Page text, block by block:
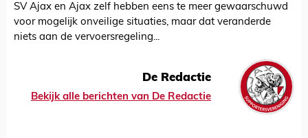
SV Ajax en Ajax zelf hebben eens te meer gewaarschuwd
voor mogelijk onveilige situaties, maar dat veranderde
niets aan de vervoersregeling...
De Redactie
Bekijk alle berichten van De Redactie